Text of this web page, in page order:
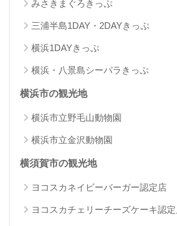
みさきまぐろきっぷ
三浦半島1DAY・2DAYきっぷ
横浜1DAYきっぷ
横浜・八景島シーパラきっぷ
横浜市の観光地
横浜市立野毛山動物園
横浜市立金沢動物園
横須賀市の観光地
ヨコスカネイビーバーガー認定店
ヨコスカチェリーチーズケーキ認